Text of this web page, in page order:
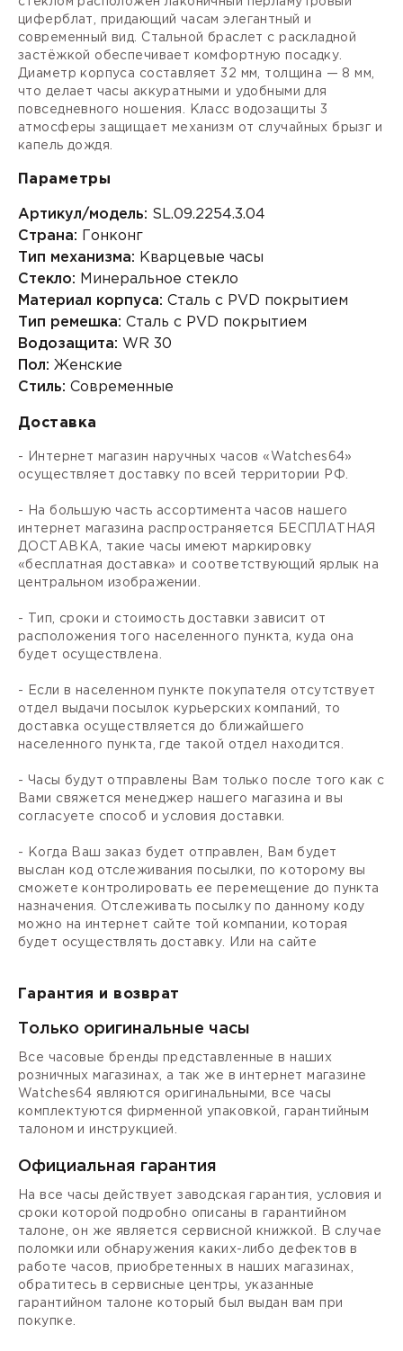
циферблат, придающий часам элегантный и
современный вид. Стальной браслет с раскладной
застёжкой обеспечивает комфортную посадку.
Диаметр корпуса составляет 32 мм, толщина — 8 мм,
что делает часы аккуратными и удобными для
повседневного ношения. Класс водозащиты 3
атмосферы защищает механизм от случайных брызг и
капель дождя.
Параметры
Артикул/модель: SL.09.2254.3.04
Страна: Гонконг
Тип механизма: Кварцевые часы
Стекло: Минеральное стекло
Материал корпуса: Сталь с PVD покрытием
Тип ремешка: Сталь с PVD покрытием
Водозащита: WR 30
Пол: Женские
Стиль: Современные
Доставка
- Интернет магазин наручных часов «Watches64»
осуществляет доставку по всей территории РФ.
- На большую часть ассортимента часов нашего
интернет магазина распространяется БЕСПЛАТНАЯ
ДОСТАВКА, такие часы имеют маркировку
«бесплатная доставка» и соответствующий ярлык на
центральном изображении.
- Тип, сроки и стоимость доставки зависит от
расположения того населенного пункта, куда она
будет осуществлена.
- Если в населенном пункте покупателя отсутствует
отдел выдачи посылок курьерских компаний, то
доставка осуществляется до ближайшего
населенного пункта, где такой отдел находится.
- Часы будут отправлены Вам только после того как с
Вами свяжется менеджер нашего магазина и вы
согласуете способ и условия доставки.
- Когда Ваш заказ будет отправлен, Вам будет
выслан код отслеживания посылки, по которому вы
сможете контролировать ее перемещение до пункта
назначения. Отслеживать посылку по данному коду
можно на интернет сайте той компании, которая
будет осуществлять доставку. Или на сайте
Гарантия и возврат
Только оригинальные часы
Все часовые бренды представленные в наших
розничных магазинах, а так же в интернет магазине
Watches64 являются оригинальными, все часы
комплектуются фирменной упаковкой, гарантийным
талоном и инструкцией.
Официальная гарантия
На все часы действует заводская гарантия, условия и
сроки которой подробно описаны в гарантийном
талоне, он же является сервисной книжкой. В случае
поломки или обнаружения каких-либо дефектов в
работе часов, приобретенных в наших магазинах,
обратитесь в сервисные центры, указанные
гарантийном талоне который был выдан вам при
покупке.